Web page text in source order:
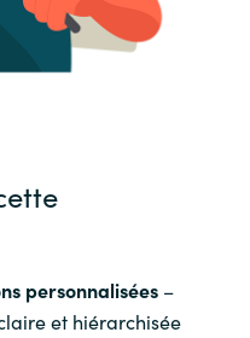
personnalisées–
et hiérarchisée